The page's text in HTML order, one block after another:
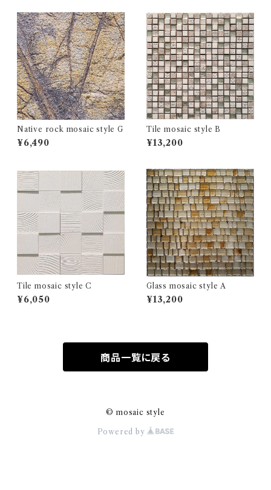
Native rock mosaic style G
¥6,490
Tile mosaic style B
¥13,200
Tile mosaic style C
¥6,050
Glass mosaic style A
¥13,200
商品一覧に戻る
© mosaic style
Powered by